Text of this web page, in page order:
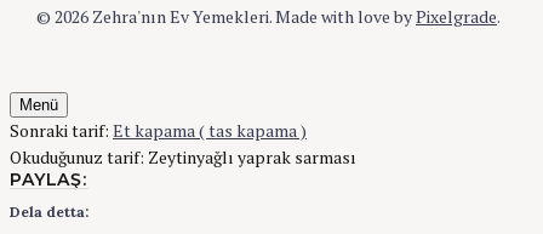
© 2026 Zehra'nın Ev Yemekleri.Made with love byPixelgrade.
Menü
Sonraki tarif: Et kapama ( tas kapama )
Okuduğunuz tarif: Zeytinyağlı yaprak sarması
PAYLAŞ:
Dela detta: